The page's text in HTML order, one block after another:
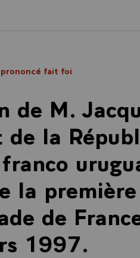
fait foi
de M.
de la
la
de
1997.